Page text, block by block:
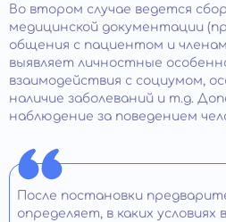
Во втором случае ведется
медицинской документации
общения с пациентом и
выявляет личностные
взаимодействия с социумом,
наличие заболеваний и т.д.
наблюдение за поведением
После постановки
определяет, в каких условиях